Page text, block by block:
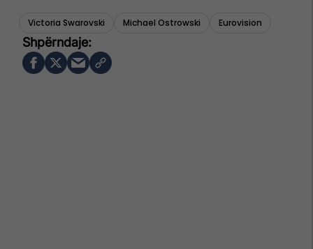
Victoria Swarovski Michael Ostrowski Eurovision